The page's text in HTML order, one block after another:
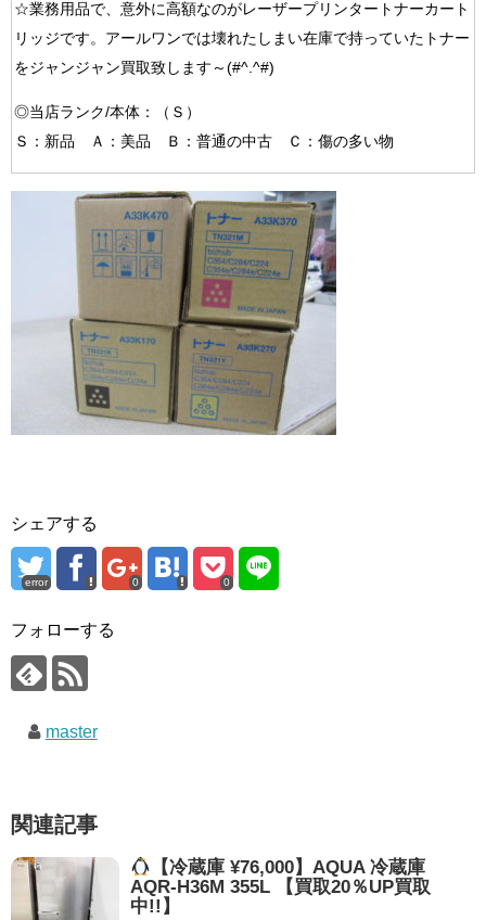
☆業務用品で、意外に高額なのがレーザープリンタートナーカート
リッジです。アールワンでは壊れたしまい在庫で持っていたトナー
をジャンジャン買取致します～(#^.^#)
◎当店ランク/本体：（Ｓ）
Ｓ：新品 Ａ：美品 Ｂ：普通の中古 Ｃ：傷の多い物
シェアする
error 0 0
フォローする
master
関連記事
【冷蔵庫 ¥76,000】AQUA 冷蔵庫
AQR-H36M 355L 【買取20％UP買取
中!!】